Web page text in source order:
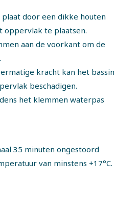
door een dikke houten
oppervlak te plaatsen.
aan de voorkant om de
kracht kan het bassin
beschadigen.
het klemmen waterpas
35 minuten ongestoord
van minstens +17°C.